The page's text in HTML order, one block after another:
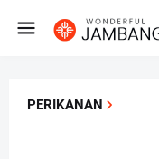
PERIKANAN